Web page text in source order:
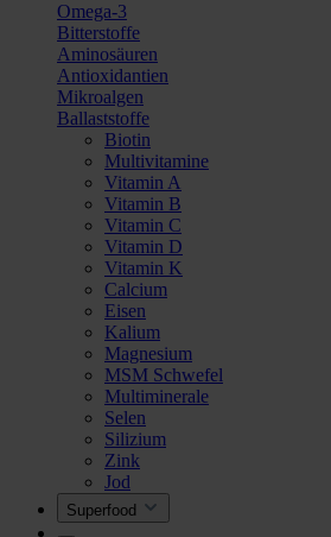
Omega-3
Bitterstoffe
Aminosäuren
Antioxidantien
Mikroalgen
Ballaststoffe
Biotin
Multivitamine
Vitamin A
Vitamin B
Vitamin C
Vitamin D
Vitamin K
Calcium
Eisen
Kalium
Magnesium
MSM Schwefel
Multiminerale
Selen
Silizium
Zink
Jod
Superfood